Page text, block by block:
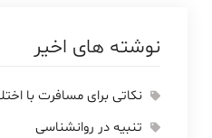
نوشته های اخیر
نکاتی برای مسافرت با
تنبیه در روانشناسی